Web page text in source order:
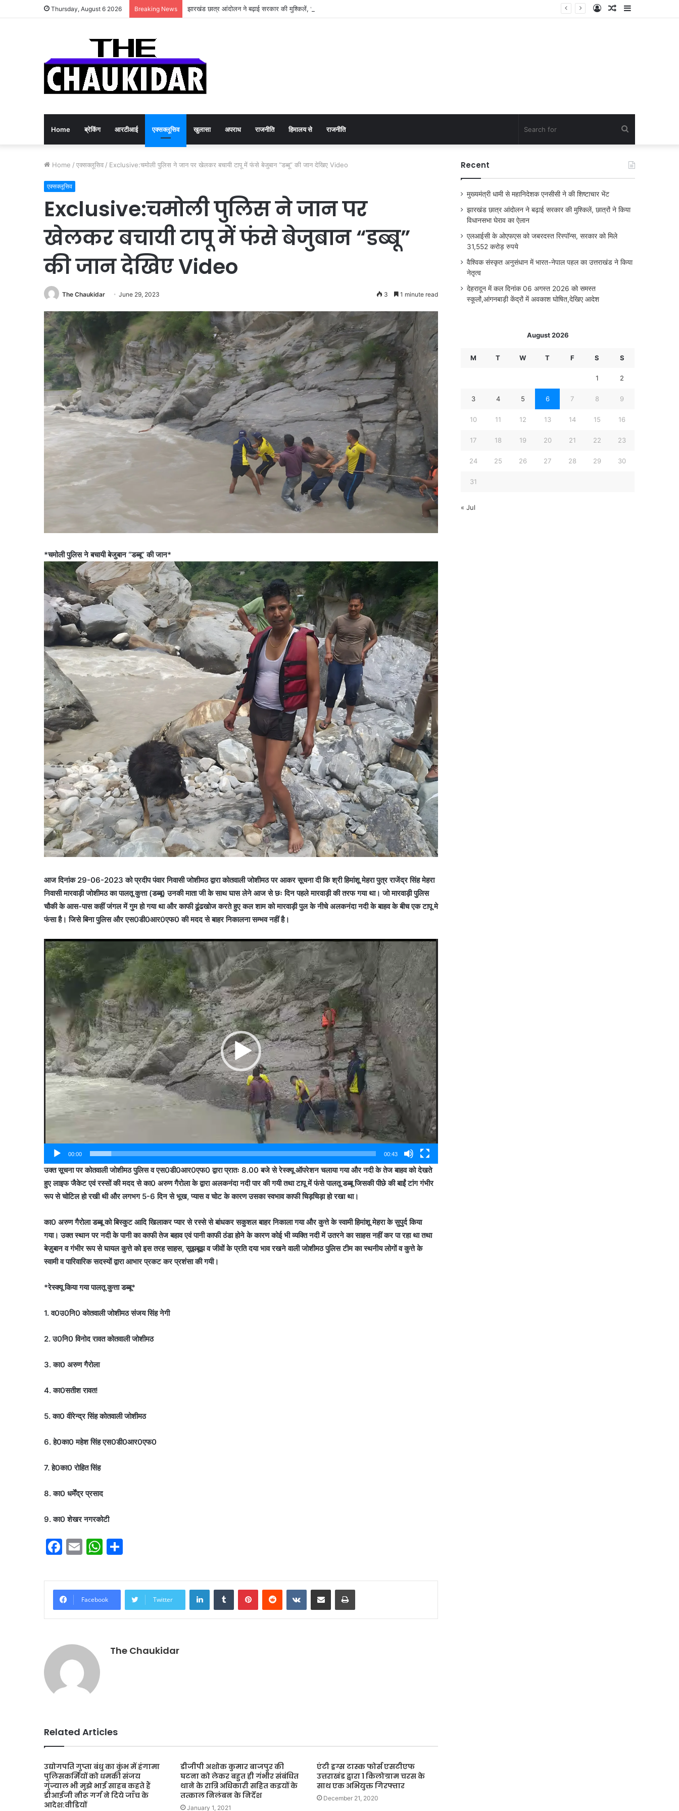
Thursday, August 6 2026 Breaking News झारखंड छात्र आंदोलन ने बढ़ाई सरकार की मुश्किलें, छात्रों ने किया विधानसभा घेराव का ऐलान
Random
Log
Home ब्रेकिंग आरटीआई एक्सक्लूसिव खुलासा अपराध राजनीति हिमालय से राजनीति
for
Home / एक्सक्लूसिव / Exclusive:चमोली पुलिस ने जान पर खेलकर बचायी टापू में फंसे बेजुबान “डब्बू” की जान देखिए Video
एक्सक्लूसिव
Exclusive:चमोली पुलिस ने जान पर
खेलकर बचायी टापू में फंसे बेजुबान “डब्बू”
की जान देखिए Video
The Chaukidar June 29, 2023 3 1 minute read
*चमोली पुलिस ने बचायी बेजुबान “डब्बू” की जान*
आज दिनांक 29-06-2023 को प्रदीप पंवार निवासी जोशीमठ द्वारा कोतवाली जोशीमठ पर आकर सूचना दी कि श्री हिमांशू मेहरा पुत्र राजेंद्र सिंह मेहरा
निवासी मारवाड़ी जोशीमठ का पालतू कुत्ता (डब्बू) उनकी माता जी के साथ घास लेने आज से छः दिन पहले मारवाड़ी की तरफ गया था। जो मारवाड़ी पुलिस
चौकी के आस-पास कहीं जंगल में गुम हो गया था और काफी ढूंढखोज करते हुए कल शाम को मारवाड़ी पुल के नीचे अलकनंदा नदी के बाहव के बीच एक टापू मे
फंसा है। जिसे बिना पुलिस और एस0डी0आर0एफ0 की मदद से बाहर निकालना सम्भव नहीं है।
Video
Player
00:00 00:43
उक्त सूचना पर कोतवाली जोशीमठ पुलिस व एस0डी0आर0एफ0 द्वारा प्रातः 8.00 बजे से रेस्क्यू ऑपरेशन चलाया गया और नदी के तेज बाहव को देखते
हुए लाइफ जैकेट एवं रस्सों की मदद से का0 अरुण गैरोला के द्वारा अलकनंदा नदी पार की गयी तथा टापू में फंसे पालतू डब्बू जिसकी पीछे की बाईं टांग गंभीर
रूप से चोटिल हो रखी थी और लगभग 5-6 दिन से भूख, प्यास व चोट के कारण उसका स्वभाव काफी चिड़चिड़ा हो रखा था।
का0 अरुण गैरोला डब्बू को बिस्कुट आदि खिलाकर प्यार से रस्से से बांधकर सकुशल बाहर निकाला गया और कुत्ते के स्वामी हिमांशू मेहरा के सुपुर्द किया
गया। उक्त स्थान पर नदी के पानी का काफी तेज बहाव एवं पानी काफी ठंडा होने के कारण कोई भी व्यक्ति नदी में उतरने का साहस नहीं कर पा रहा था तथा
बेज़ुबान व गंभीर रूप से घायल कुत्ते को इस तरह साहस, सूझबूझ व जीवों के प्रति दया भाव रखने वाली जोशीमठ पुलिस टीम का स्थनीय लोगों व कुत्ते के
स्वामी व पारिवारिक सदस्यों द्वारा आभार प्रकट कर प्रशंसा की गयी।
*रेस्क्यू किया गया पालतू कुत्ता डब्बू*
1. व0उ0नि0 कोतवाली जोशीमठ संजय सिंह नेगी
2. उ0नि0 विनोद रावत कोतवाली जोशीमठ
3. का0 अरुण गैरोला
4. का0सतीश रावत!
5. का0 वीरेन्द्र सिंह कोतवाली जोशीमठ
6. हे0का0 महेश सिंह एस0डी0आर0एफ0
7. हे0का0 रोहित सिंह
8. का0 धर्मेंद्र प्रसाद
9. का0 शेखर नगरकोटी
F
c
e
b
o
k
E
ai
l
W
at
s
A
p
ar
e
Facebook Twitter
The Chaukidar
Related Articles
उद्योगपति गुप्ता बंधु का कुंभ में हंगामा
पुलिसकर्मियों को धमकी संजय
गुंज्याल भी मुझे भाई साहब कहते हैं
डीआईजी नीरू गर्ग ने दिये जाँच के
आदेश:वीडियों
डीजीपी अशोक कुमार बाजपुर की
घटना को लेकर बहुत ही गंभीर संबंधित
थाने के रात्रि अधिकारी सहित कइयों के
तत्काल निलंबन के निर्देश
January 1, 2021
एंटी ड्रग्स टास्क फोर्स एसटीएफ
उत्तराखंड द्वारा 1 किलोग्राम चरस के
साथ एक अभियुक्त गिरफ्तार
December 21, 2020
Recent
मुख्यमंत्री धामी से महानिदेशक एनसीसी ने की शिष्टाचार भेंट
झारखंड छात्र आंदोलन ने बढ़ाई सरकार की मुश्किलें, छात्रों ने किया
विधानसभा घेराव का ऐलान
एलआईसी के ओएफएस को जबरदस्त रिस्पॉन्स, सरकार को मिले
31,552 करोड़ रुपये
वैश्विक संस्कृत अनुसंधान में भारत-नेपाल पहल का उत्तराखंड ने किया
नेतृत्व
देहरादून में कल दिनांक 06 अगस्त 2026 को समस्त
स्कूलों,आंगनबाड़ी केंद्रों में अवकाश घोषित,देखिए आदेश
August 2026
M T W T F S S
1 2
3 4 5 6 7 8 9
10 11 12 13 14 15 16
17 18 19 20 21 22 23
24 25 26 27 28 29 30
31
« Jul